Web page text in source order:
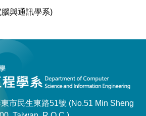
與通訊學系)
市民生東路51號 (No.51 Min Sheng